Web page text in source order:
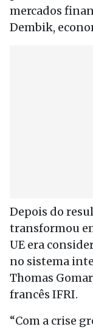
mercados
Dembik,
Depois do
transformou
UE era
no sistema
Thomas
francês IFRI.
“Com a crise